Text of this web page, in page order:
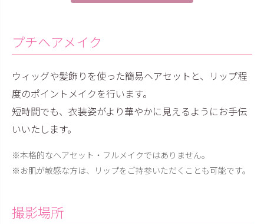
プチヘアメイク
ウィッグや髪飾りを使った簡易ヘアセットと、リップ程
度のポイントメイクを行います。
短時間でも、衣装姿がより華やかに見えるようにお手伝
いいたします。
※本格的なヘアセット・フルメイクではありません。
※お肌が敏感な方は、リップをご持参いただくことも可能です。
撮影場所